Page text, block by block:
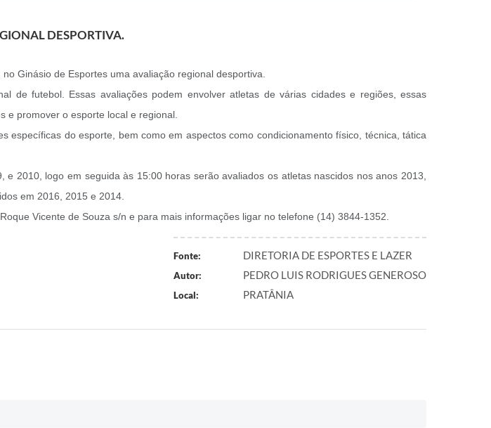
DESPORTIVA.
Ginásio de Esportes uma avaliação regional desportiva.
de futebol. Essas avaliações podem envolver atletas de várias cidades e regiões, essas
e promover o esporte local e regional.
específicas do esporte, bem como em aspectos como condicionamento físico, técnica, tática
2010, logo em seguida às 15:00 horas serão avaliados os atletas nascidos nos anos 2013,
em 2016, 2015 e 2014.
Vicente de Souza s/n e para mais informações ligar no telefone (14) 3844-1352.
Fonte: DIRETORIA DE ESPORTES E LAZER
Autor: PEDRO LUIS RODRIGUES GENEROSO
Local: PRATÂNIA